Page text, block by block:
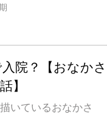
院？【おなかさ
】
いているおなかさ